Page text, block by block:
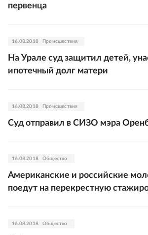
первенца
16.08.2018 Происшествия
На Урале суд защитил детей,
ипотечный долг матери
16.08.2018 Происшествия
Суд отправил в СИЗО мэра
16.08.2018 Общество
Американские и российские
поедут на перекрестную
16.08.2018 Общество